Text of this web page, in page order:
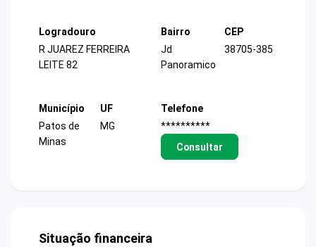
Logradouro
R JUAREZ FERREIRA
LEITE 82
Bairro
Jd
Panoramico
CEP
38705-385
Município
Patos de
Minas
UF
MG
Telefone
**********
Consultar
Situação financeira